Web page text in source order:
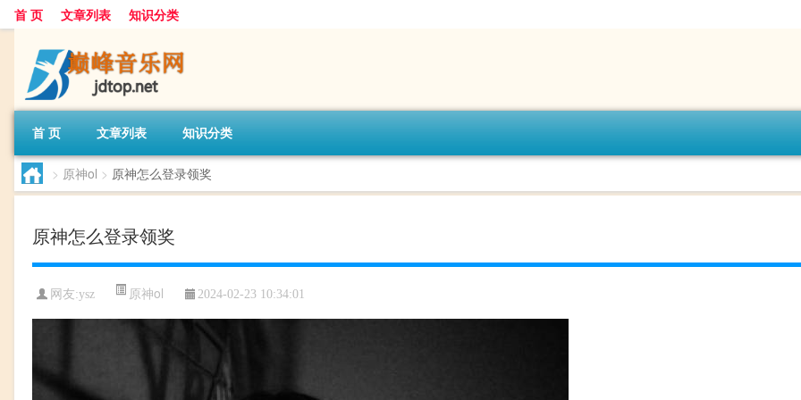
首 页 文章列表 知识分类
首 页 文章列表 知识分类
> 原神ol > 原神怎么登录领奖
原神怎么登录领奖
网友:ysz 原神ol 2024-02-23 10:34:01